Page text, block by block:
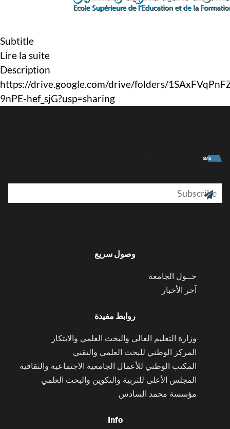
Subtitle
Lire la suite
Description
https://drive.google.com/drive/folders/
9nPE-hef_sjG?usp=sharing
SMS

وصول سريع
حــول الجامعة
آخر الأخبار
روابط مفيدة
وزارة التعليم العالي والبحث العلمي والابتكار
المركز الوطني للبحث العلمي والتقني
المكتب الوطني للأعمال الجامعية الاجتماعية والثقافية
المجلس الأعلى للتربية والتكوين والبحث العلمي
مؤسسة محمد السادس
Info